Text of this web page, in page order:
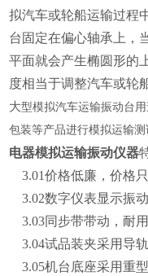
拟汽车或轮船运输过程
台固定在偏心轴承上，
平面就会产生椭圆形的
度相当于调整汽车或轮
大型模拟汽车运输振动台用
包装等产品进行模拟运输测
电器模拟运输振动仪器
3.01价格低廉，价格只
3.02数字仪表显示振动
3.03同步带带动，耐用
3.04试品装夹采用导
3.05机台底座采用重